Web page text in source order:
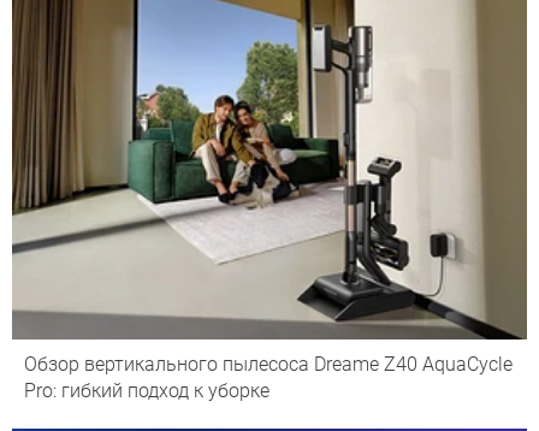
Обзор вертикального пылесоса Dreame Z40 AquaCycle
Pro: гибкий подход к уборке